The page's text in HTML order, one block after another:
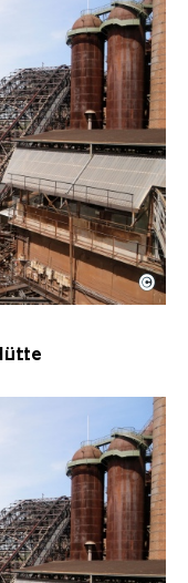
Hütte mit
Hütte | Karl
©